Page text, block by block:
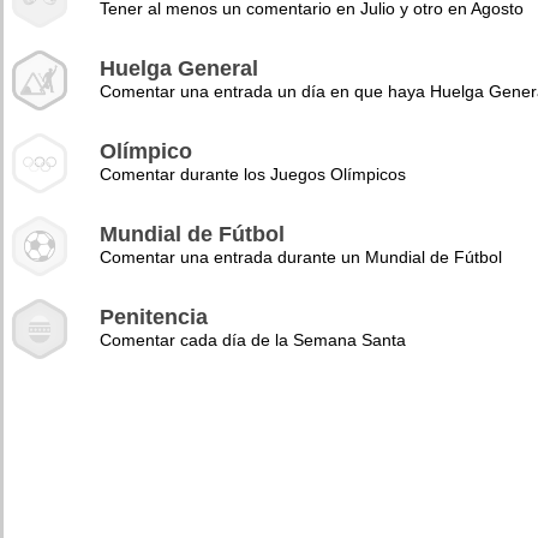
Tener al menos un comentario en Julio y otro en Agosto
Huelga General
Comentar una entrada un día en que haya Huelga
Olímpico
Comentar durante los Juegos Olímpicos
Mundial de Fútbol
Comentar una entrada durante un Mundial de Fútbol
Penitencia
Comentar cada día de la Semana Santa